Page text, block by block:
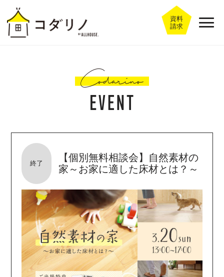
資料
請求
終了
【個別無料相談会】自然素材の
家～お家に適した床材とは？～